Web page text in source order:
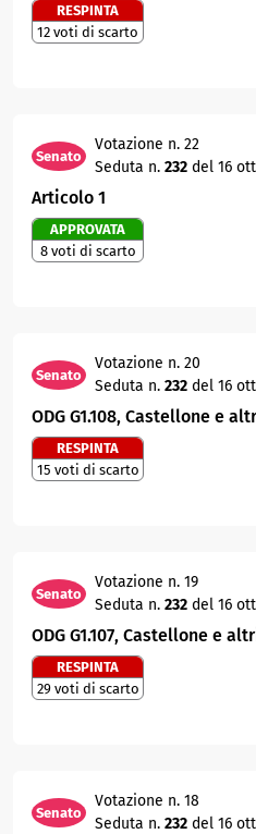
RESPINTA
12 voti di scarto
Senato
Votazione n. 22
Seduta n. 232 del 16
Articolo 1
APPROVATA
8 voti di scarto
Senato
Votazione n. 20
Seduta n. 232 del 16
ODG G1.108, Castellone e
RESPINTA
15 voti di scarto
Senato
Votazione n. 19
Seduta n. 232 del 16
ODG G1.107, Castellone e
RESPINTA
29 voti di scarto
Senato
Votazione n. 18
Seduta n. 232 del 16